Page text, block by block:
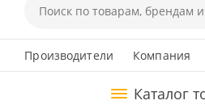
Производители Компания
Каталог